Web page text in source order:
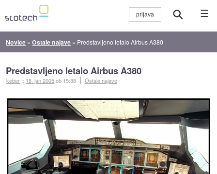
☰
Novice »Ostale najave » Predstavljeno letalo Airbus A380
Predstavljeno letalo Airbus A380
keber :: 18. jan 2005ob 15:38 Ostale najave